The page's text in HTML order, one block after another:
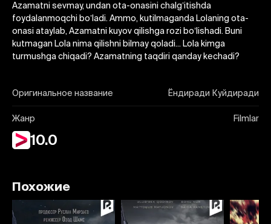
Аzamatni sevmay, undan ota-onasini chalgʼitishda
foydalanmoqchi boʼladi. Аmmo, kutilmaganda Lolaning ota-
onasi ataylab, Аzamatni kuyov qilishga rozi boʼlishadi. Buni
kutmagan Lola nima qilishni bilmay qoladi... Lola kimga
turmushga chiqadi? Аzamatning taqdiri qanday kechadi?
Оригинальное название Ёндиради Куйдиради
Жанр Filmlar
10.0
Похожие